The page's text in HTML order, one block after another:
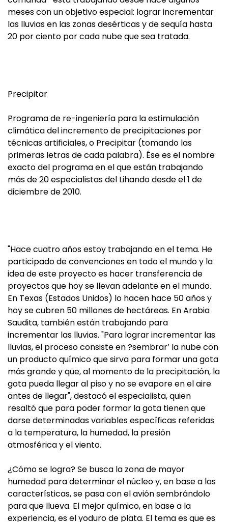
meses con un objetivo especial: lograr incrementar
las lluvias en las zonas desérticas y de sequía hasta
20 por ciento por cada nube que sea tratada.
Precipitar
Programa de re-ingeniería para la estimulación
climática del incremento de precipitaciones por
técnicas artificiales, o Precipitar (tomando las
primeras letras de cada palabra). Ése es el nombre
exacto del programa en el que están trabajando
más de 20 especialistas del Lihando desde el 1 de
diciembre de 2010.
"Hace cuatro años estoy trabajando en el tema. He
participado de convenciones en todo el mundo y la
idea de este proyecto es hacer transferencia de
proyectos que hoy se llevan adelante en el mundo.
En Texas (Estados Unidos) lo hacen hace 50 años y
hoy se cubren 50 millones de hectáreas. En Arabia
Saudita, también están trabajando para
incrementar las lluvias. "Para lograr incrementar las
lluvias, el proceso consiste en ?sembrar’ la nube con
un producto químico que sirva para formar una gota
más grande y que, al momento de la precipitación, la
gota pueda llegar al piso y no se evapore en el aire
antes de llegar", destacó el especialista, quien
resaltó que para poder formar la gota tienen que
darse determinadas variables específicas referidas
a la temperatura, la humedad, la presión
atmosférica y el viento.
¿Cómo se logra? Se busca la zona de mayor
humedad para determinar el núcleo y, en base a las
características, se pasa con el avión sembrándolo
para que llueva. El mejor químico, en base a la
experiencia, es el yoduro de plata. El tema es que es